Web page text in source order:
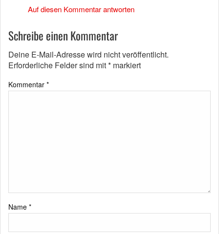
Auf diesen Kommentar antworten
Schreibe einen Kommentar
Deine E-Mail-Adresse wird nicht veröffentlicht.
Erforderliche Felder sind mit* markiert
Kommentar *
Name *